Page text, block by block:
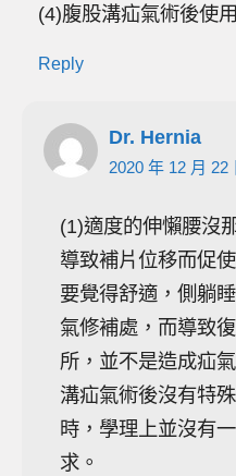
(4)腹股溝疝氣術後使
Reply
Dr. Hernia
2020 年 12 月 22
(1)適度的伸懶腰沒
導致補片位移而促
要覺得舒適，側躺
氣修補處，而導致
所，並不是造成疝
溝疝氣術後沒有特
時，學理上並沒有
求。